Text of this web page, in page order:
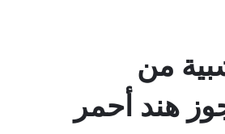
من
هند أحمر